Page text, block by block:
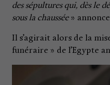
des sépultures qui, dès le
sous la chaussée»
Il s’agirait alors de la
funéraire » de l’Egypte